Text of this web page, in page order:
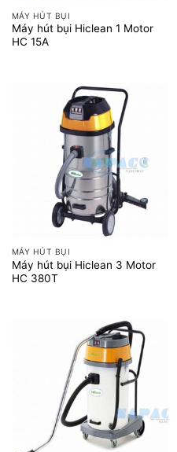
MÁY HÚT BỤI
Máy hút bụi Hiclean 1 Motor
HC 15A
MÁY HÚT BỤI
Máy hút bụi Hiclean 3 Motor
HC 380T